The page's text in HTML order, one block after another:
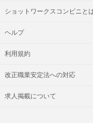
ショットワークスコンビニと
ヘルプ
利用規約
改正職業安定法への対応
求人掲載について